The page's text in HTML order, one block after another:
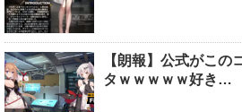
【朗報】公式がこの
タｗｗｗｗｗ好き…